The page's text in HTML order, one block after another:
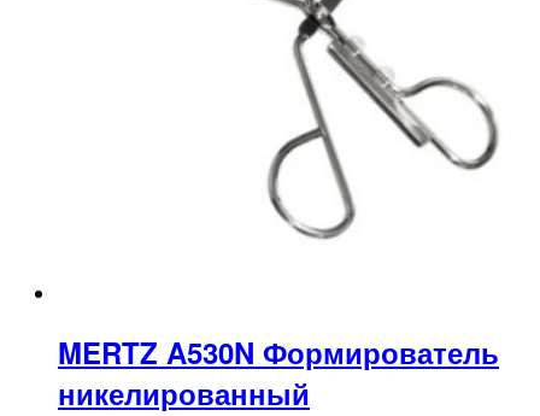
MERTZ A530N Формирователь
никелированный